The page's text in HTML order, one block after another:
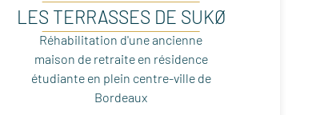
LES TERRASSES DE SUKØ
Réhabilitation d'une ancienne
maison de retraite en résidence
étudiante en plein centre-ville de
Bordeaux